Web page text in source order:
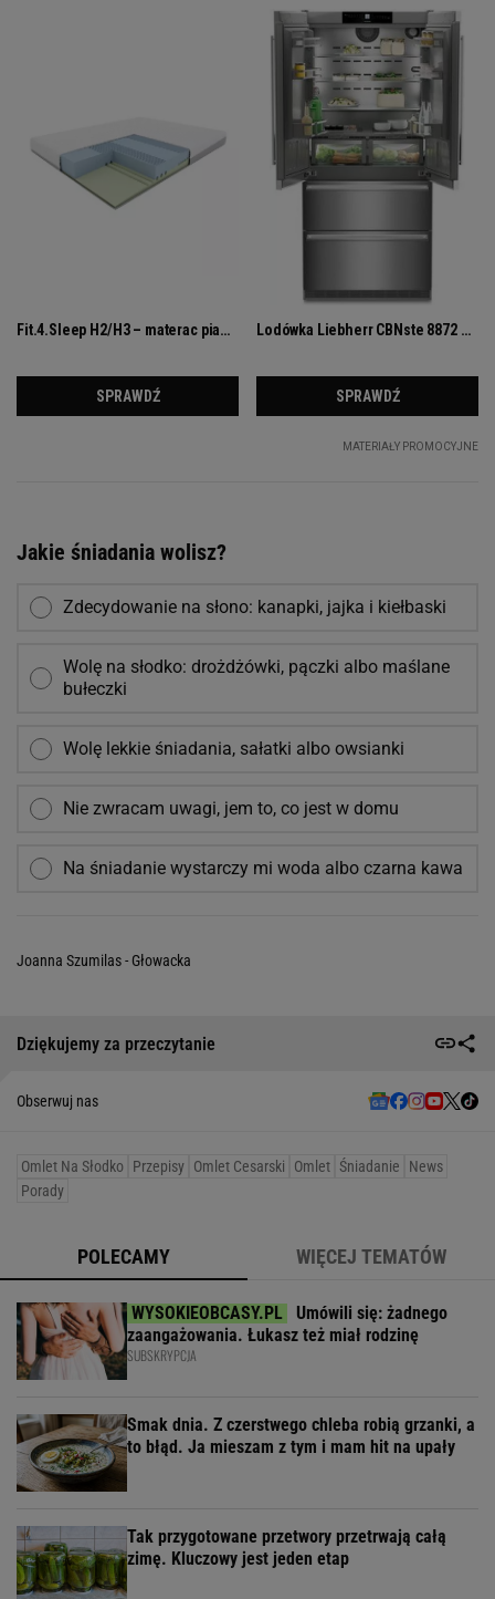
Jakie śniadania wolisz?
Zdecydowanie na słono: kanapki, jajka i kiełbaski
Wolę na słodko: drożdżówki, pączki albo maślane
bułeczki
Wolę lekkie śniadania, sałatki albo owsianki
Nie zwracam uwagi, jem to, co jest w domu
Na śniadanie wystarczy mi woda albo czarna kawa
Joanna Szumilas - Głowacka
Dziękujemy za przeczytanie
Obserwuj nas
Omlet Na Słodko Przepisy Omlet Cesarski Omlet Śniadanie
News
Porady
POLECAMY WIĘCEJ TEMATÓW
Umówili się: żadnego
zaangażowania. Łukasz też miał rodzinę
SUBSKRYPCJA
Smak dnia. Z czerstwego chleba robią grzanki, a
to błąd. Ja mieszam z tym i mam hit na upały
Tak przygotowane przetwory przetrwają całą
zimę. Kluczowy jest jeden etap